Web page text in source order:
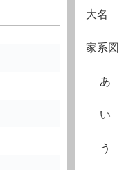
大名
家系図
あ
い
う